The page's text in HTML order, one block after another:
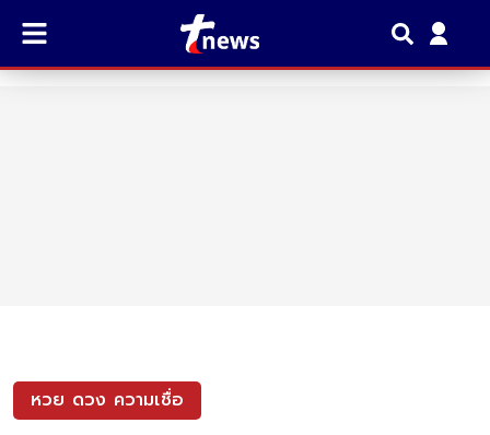
หวย ดวง ความเชื่อ